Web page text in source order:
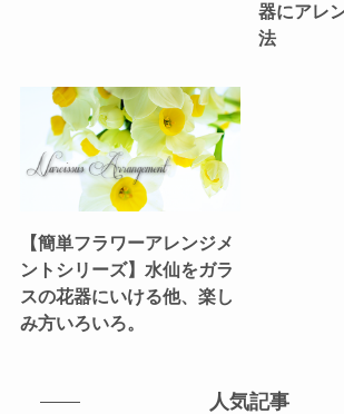
器にアレ
法
【簡単フラワーアレンジメ
ントシリーズ】水仙をガラ
スの花器にいける他、楽し
み方いろいろ。
人気記事